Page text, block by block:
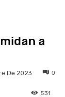
a
De 2023 0
531